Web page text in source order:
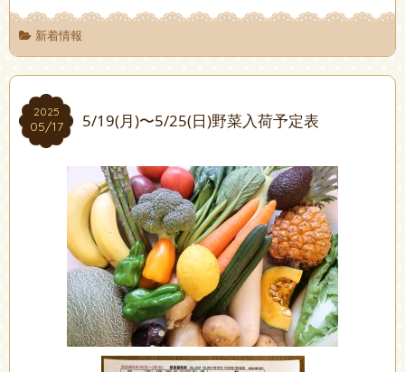
新着情報
2025
05/17
2025
05/17 5/19(月)〜5/25(日)野菜入荷予定表